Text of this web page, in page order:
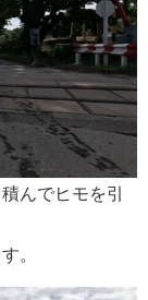
んでヒモを引
。